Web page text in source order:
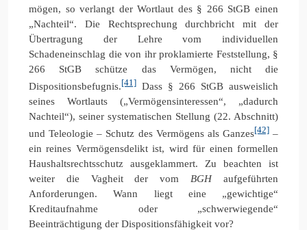
mögen, so verlangt der Wortlaut des § 266 StGB einen
„Nachteil“. Die Rechtsprechung durchbricht mit der
Übertragung der Lehre vom individuellen
Schadeneinschlag die von ihr proklamierte Feststellung, §
266 StGB schütze das Vermögen, nicht die
Dispositionsbefugnis.[41] Dass § 266 StGB ausweislich
seines Wortlauts („Vermögensinteressen“, „dadurch
Nachteil“), seiner systematischen Stellung (22. Abschnitt)
und Teleologie – Schutz des Vermögens als Ganzes[42]–
ein reines Vermögensdelikt ist, wird für einen formellen
Haushaltsrechtsschutz ausgeklammert. Zu beachten ist
weiter die Vagheit der vom BGHaufgeführten
Anforderungen. Wann liegt eine „gewichtige“
Kreditaufnahme oder „schwerwiegende“
Beeinträchtigung der Dispositionsfähigkeit vor?